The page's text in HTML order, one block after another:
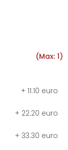
(Max: 1)
+ 11.10 euro
+ 22.20 euro
+ 33.30 euro